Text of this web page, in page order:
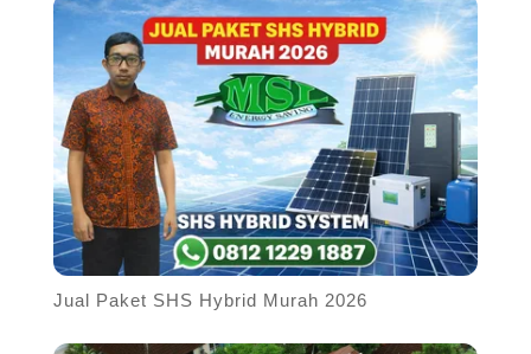
Jual Paket SHS Hybrid Murah 2026